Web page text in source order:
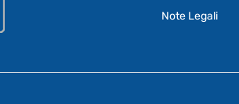
Note Legali